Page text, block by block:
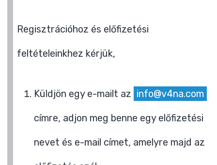
Regisztrációhoz és előfizetési
feltételeinkhez kérjük,
Küldjön egy e-mailt az info@v4na.com
címre, adjon meg benne egy előfizetési
nevet és e-mail címet, amelyre majd az